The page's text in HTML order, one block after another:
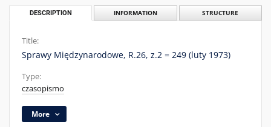
DESCRIPTION INFORMATION STRUCTURE
Title:
Sprawy Międzynarodowe, R.26, z.2 = 249 (luty 1973)
Type:
czasopismo
More